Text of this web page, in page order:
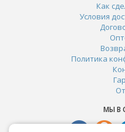
Как
Условия
Политика
МЫ В